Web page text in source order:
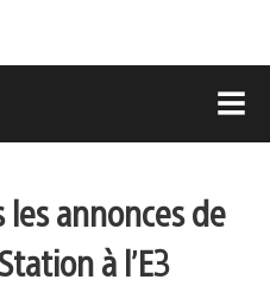
annonces de
à l’E3